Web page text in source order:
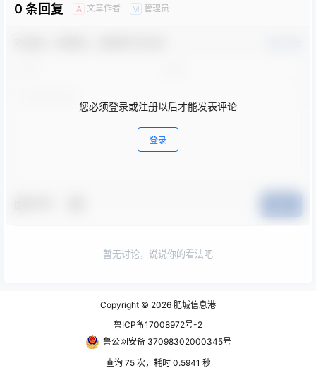
0 条回复 A 文章作者 M 管理员
您必须登录或注册以后才能发表评论
登录
暂无讨论，说说你的看法吧
Copyright © 2026 肥城信息港
鲁ICP备17008972号-2
鲁公网安备 37098302000345号
查询 75 次，耗时 0.5941 秒